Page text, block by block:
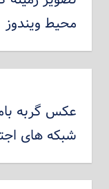
محیط ویندوز 11
عکس گربه
شبکه های